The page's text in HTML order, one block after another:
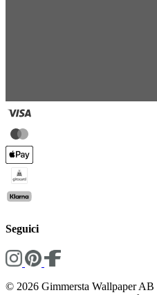
Seguici
© 2026 Gimmersta Wallpaper AB